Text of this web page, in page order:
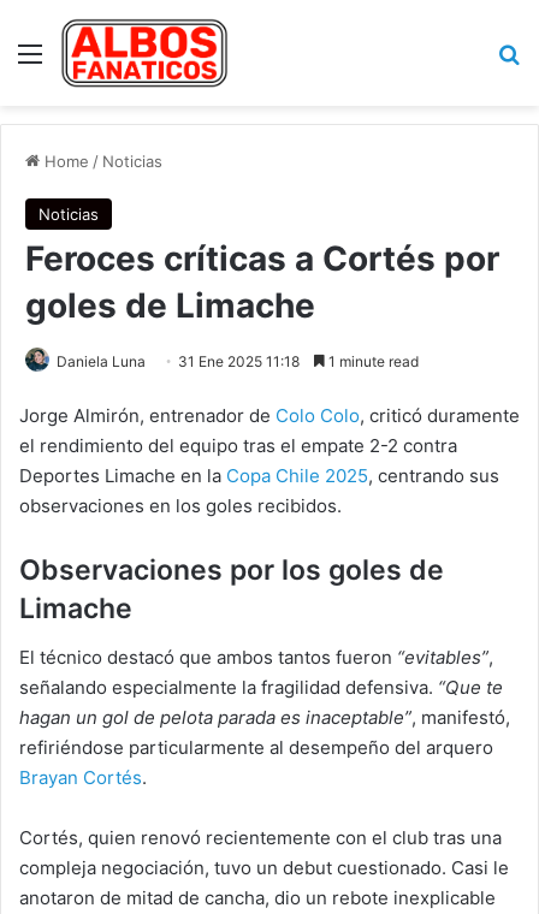
Menu
Home / Noticias
Noticias
Feroces críticas a Cortés por
goles de Limache
Daniela Luna 31 Ene 2025 11:18 1 minute read
Jorge Almirón, entrenador de Colo Colo, criticó duramente
el rendimiento del equipo tras el empate 2-2 contra
Deportes Limache en la Copa Chile 2025, centrando sus
observaciones en los goles recibidos.
Observaciones por los goles de
Limache
El técnico destacó que ambos tantos fueron “evitables”,
señalando especialmente la fragilidad defensiva. “Que te
hagan un gol de pelota parada es inaceptable”, manifestó,
refiriéndose particularmente al desempeño del arquero
Brayan Cortés.
Cortés, quien renovó recientemente con el club tras una
compleja negociación, tuvo un debut cuestionado. Casi le
anotaron de mitad de cancha, dio un rebote inexplicable